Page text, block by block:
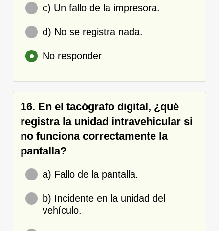
c) Un fallo de la impresora.
d) No se registra nada.
No responder
16. En el tacógrafo digital, ¿qué
registra la unidad intravehicular si
no funciona correctamente la
pantalla?
a) Fallo de la pantalla.
b) Incidente en la unidad del
vehículo.